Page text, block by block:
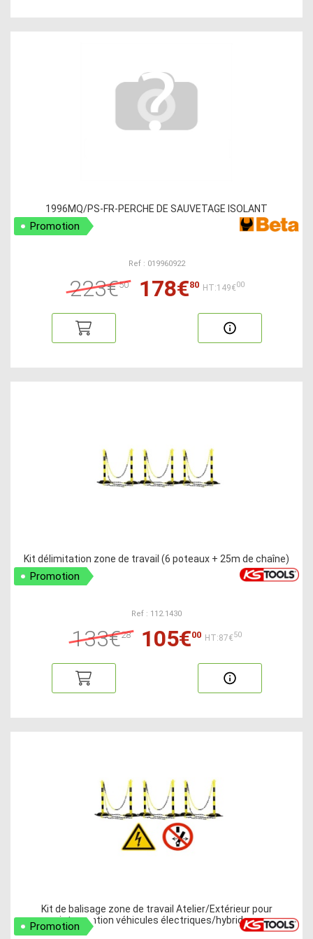
1996MQ/PS-FR-PERCHE DE SAUVETAGE ISOLANT
Promotion
Ref : 019960922
223€50 178€80 HT:149€00
Kit délimitation zone de travail (6 poteaux + 25m de chaîne)
Promotion
Ref : 112.1430
133€28 105€00 HT:87€50
Kit de balisage zone de travail Atelier/Extérieur pour
intervention véhicules électriques/hybrides
Promotion